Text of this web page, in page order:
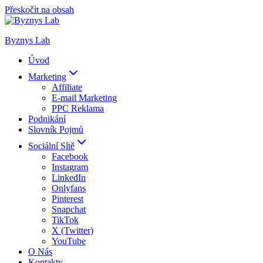
Přeskočit na obsah
Byznys Lab
Úvod
Marketing
Affiliate
E-mail Marketing
PPC Reklama
Podnikání
Slovník Pojmů
Sociální Sítě
Facebook
Instagram
LinkedIn
Onlyfans
Pinterest
Snapchat
TikTok
X (Twitter)
YouTube
O Nás